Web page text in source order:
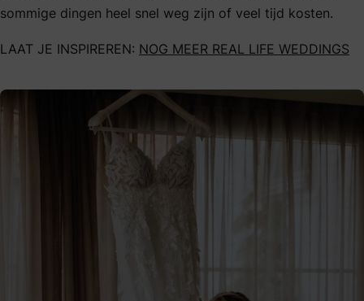
sommige dingen heel snel weg zijn of veel tijd kosten.
LAAT JE INSPIREREN: NOG MEER REAL LIFE WEDDINGS